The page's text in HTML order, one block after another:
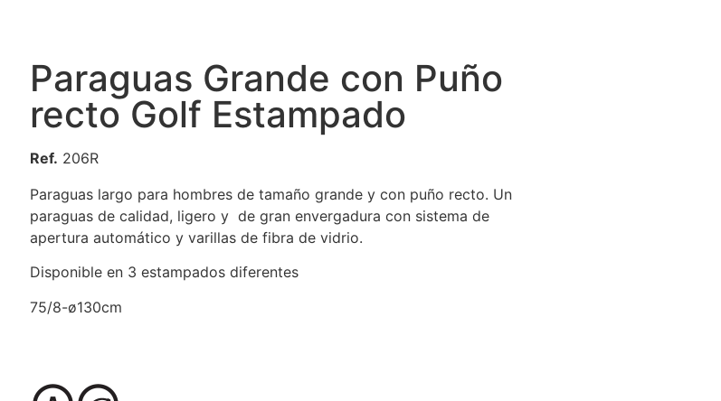
Paraguas Grande con Puño
recto Golf Estampado
Ref. 206R
Paraguas largo para hombres de tamaño grande y con puño recto. Un
paraguas de calidad, ligero y de gran envergadura con sistema de
apertura automático y varillas de fibra de vidrio.
Disponible en 3 estampados diferentes
75/8-ø130cm